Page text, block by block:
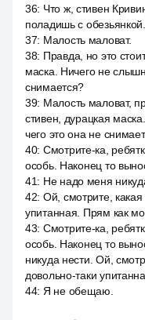
36: Что ж, стивен
поладишь с обезьянкой.
37: Малость маловат.
38: Правда, но это
маска. Ничего не
снимается?
39: Малость маловат,
стивен, дурацкая
чего это она не
40: Смотрите-ка,
особь. Наконец то
41: Не надо меня
42: Ой, смотрите,
упитанная. Прям как
43: Смотрите-ка,
особь. Наконец то
никуда нести. Ой,
довольно-таки
44: Я не обещаю.